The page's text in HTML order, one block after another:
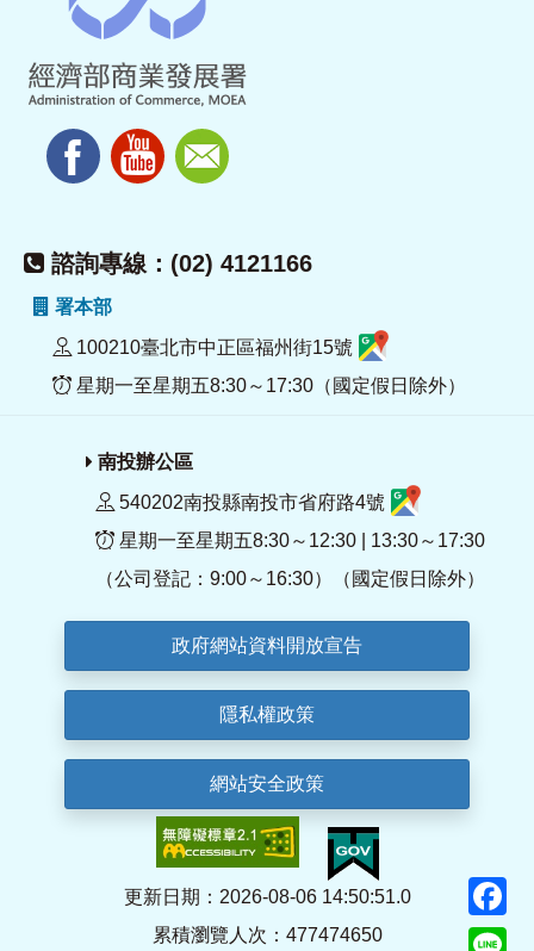
諮詢專線：(02) 4121166
署本部
100210臺北市中正區福州街15號
星期一至星期五8:30～17:30（國定假日除外）
南投辦公區
540202南投縣南投市省府路4號
星期一至星期五8:30～12:30 | 13:30～17:30
（公司登記：9:00～16:30）（國定假日除外）
政府網站資料開放宣告
隱私權政策
網站安全政策
更新日期：2026-08-06 14:50:51.0
累積瀏覽人次：477474650